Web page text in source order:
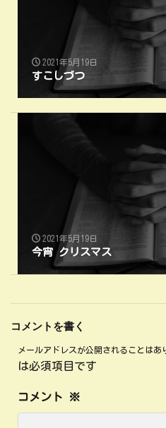
2021年5月19日
すこしづつ
2021年5月19日
今宵 クリスマス
コメントを書く
メールアドレスが公開されることはあ
は必須項目です
コメント ※